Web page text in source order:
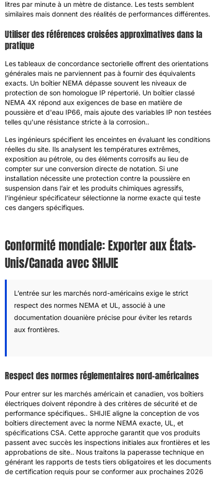
litres par minute à un mètre de distance. Les tests semblent
similaires mais donnent des réalités de performances différentes.
Utiliser des références croisées approximatives dans la
pratique
Les tableaux de concordance sectorielle offrent des orientations
générales mais ne parviennent pas à fournir des équivalents
exacts. Un boîtier NEMA dépasse souvent les niveaux de
protection de son homologue IP répertorié. Un boîtier classé
NEMA 4X répond aux exigences de base en matière de
poussière et d'eau IP66, mais ajoute des variables IP non testées
telles qu'une résistance stricte à la corrosion..
Les ingénieurs spécifient les enceintes en évaluant les conditions
réelles du site. Ils analysent les températures extrêmes,
exposition au pétrole, ou des éléments corrosifs au lieu de
compter sur une conversion directe de notation. Si une
installation nécessite une protection contre la poussière en
suspension dans l’air et les produits chimiques agressifs,
l'ingénieur spécificateur sélectionne la norme exacte qui teste
ces dangers spécifiques.
Conformité mondiale: Exporter aux États-
Unis/Canada avec SHIJIE
L’entrée sur les marchés nord-américains exige le strict
respect des normes NEMA et UL, associé à une
documentation douanière précise pour éviter les retards
aux frontières.
Respect des normes réglementaires nord-américaines
Pour entrer sur les marchés américain et canadien, vos boîtiers
électriques doivent répondre à des critères de sécurité et de
performance spécifiques.. SHIJIE aligne la conception de vos
boîtiers directement avec la norme NEMA exacte, UL, et
spécifications CSA. Cette approche garantit que vos produits
passent avec succès les inspections initiales aux frontières et les
approbations de site.. Nous traitons la paperasse technique en
générant les rapports de tests tiers obligatoires et les documents
de certification requis pour se conformer aux prochaines 2026